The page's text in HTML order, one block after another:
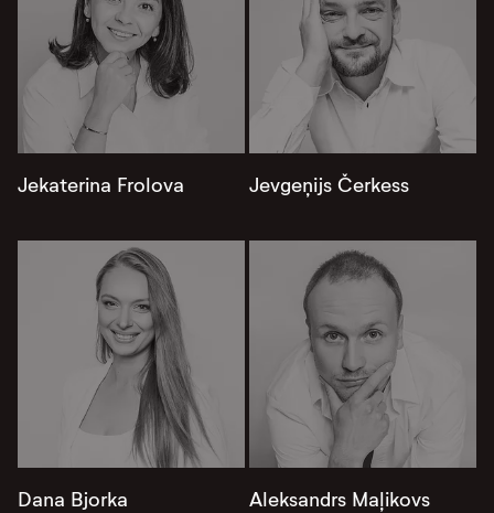
Jekaterina Frolova Jevgeņijs Čerkess
Dana Bjorka Aleksandrs Maļikovs